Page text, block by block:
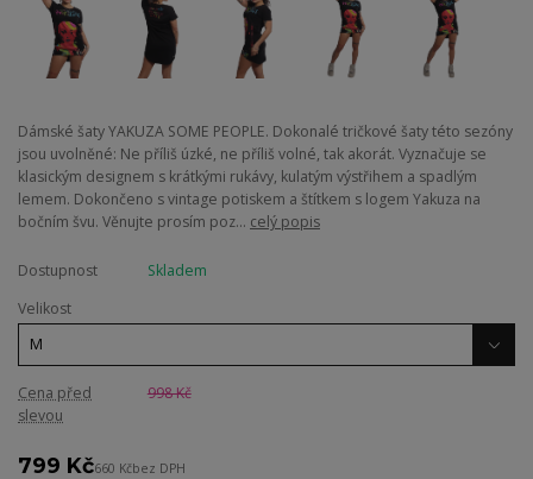
Dámské šaty YAKUZA SOME PEOPLE. Dokonalé tričkové šaty této sezóny
jsou uvolněné: Ne příliš úzké, ne příliš volné, tak akorát. Vyznačuje se
klasickým designem s krátkými rukávy, kulatým výstřihem a spadlým
lemem. Dokončeno s vintage potiskem a štítkem s logem Yakuza na
bočním švu. Věnujte prosím poz... celý popis
Dostupnost
Skladem
Velikost
Cena před
slevou
998 Kč
799 Kč660 Kčbez DPH